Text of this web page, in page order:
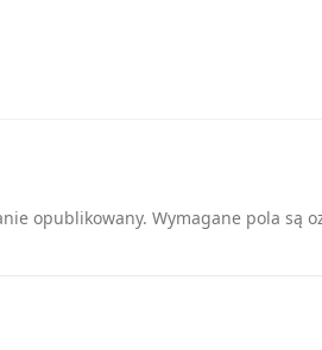
opublikowany. Wymagane pola są